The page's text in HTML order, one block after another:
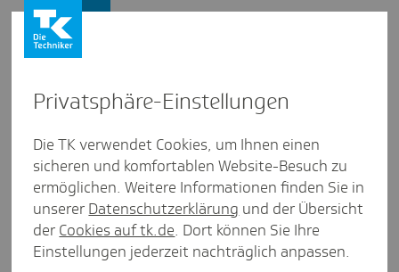
2025 - das Jahr, in dem die ePA
für alle kommt
Posi­tion aus Schles­wig-Holstein
Presse und Politik Elektronische Patientenakte
Privat­sphäre-Einstel­lungen
Die TK verwendet Cookies, um Ihnen einen
sicheren und komfortablen Website-Besuch zu
ermöglichen. Weitere Informationen finden Sie in
unserer Datenschutzerklärung und der Übersicht
der Cookies auf tk.de. Dort können Sie Ihre
Einstellungen jederzeit nachträglich anpassen.